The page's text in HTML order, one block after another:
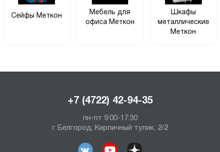
Сейфы Меткон
Мебель для
офиса Меткон
Шкафы
металлические
Меткон
+7 (4722) 42-94-35
пн-пт 9:00-17:30
г. Белгород, Кирпичный тупик, 2/2